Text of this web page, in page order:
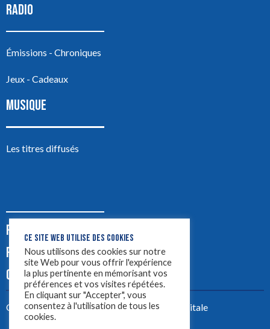
RADIO
Émissions - Chroniques
Jeux - Cadeaux
MUSIQUE
Les titres diffusés
PODCASTS
PUB
CONTACT
Créez votre site avecYellowtie – Agence Digitale
CE SITE WEB UTILISE DES COOKIES
Nous utilisons des cookies sur notre
site Web pour vous offrir l'expérience
la plus pertinente en mémorisant vos
préférences et vos visites répétées.
En cliquant sur "Accepter", vous
consentez à l'utilisation de tous les
cookies.